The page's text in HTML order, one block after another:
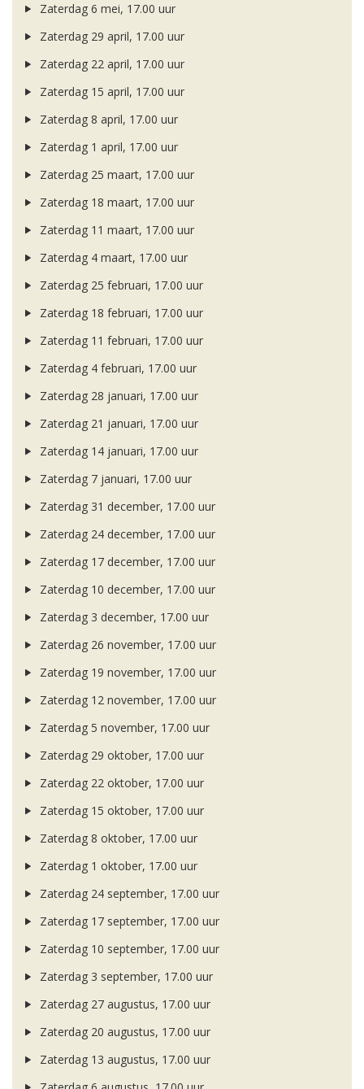
Zaterdag 6 mei, 17.00 uur
Zaterdag 29 april, 17.00 uur
Zaterdag 22 april, 17.00 uur
Zaterdag 15 april, 17.00 uur
Zaterdag 8 april, 17.00 uur
Zaterdag 1 april, 17.00 uur
Zaterdag 25 maart, 17.00 uur
Zaterdag 18 maart, 17.00 uur
Zaterdag 11 maart, 17.00 uur
Zaterdag 4 maart, 17.00 uur
Zaterdag 25 februari, 17.00 uur
Zaterdag 18 februari, 17.00 uur
Zaterdag 11 februari, 17.00 uur
Zaterdag 4 februari, 17.00 uur
Zaterdag 28 januari, 17.00 uur
Zaterdag 21 januari, 17.00 uur
Zaterdag 14 januari, 17.00 uur
Zaterdag 7 januari, 17.00 uur
Zaterdag 31 december, 17.00 uur
Zaterdag 24 december, 17.00 uur
Zaterdag 17 december, 17.00 uur
Zaterdag 10 december, 17.00 uur
Zaterdag 3 december, 17.00 uur
Zaterdag 26 november, 17.00 uur
Zaterdag 19 november, 17.00 uur
Zaterdag 12 november, 17.00 uur
Zaterdag 5 november, 17.00 uur
Zaterdag 29 oktober, 17.00 uur
Zaterdag 22 oktober, 17.00 uur
Zaterdag 15 oktober, 17.00 uur
Zaterdag 8 oktober, 17.00 uur
Zaterdag 1 oktober, 17.00 uur
Zaterdag 24 september, 17.00 uur
Zaterdag 17 september, 17.00 uur
Zaterdag 10 september, 17.00 uur
Zaterdag 3 september, 17.00 uur
Zaterdag 27 augustus, 17.00 uur
Zaterdag 20 augustus, 17.00 uur
Zaterdag 13 augustus, 17.00 uur